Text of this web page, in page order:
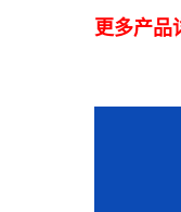
更多产品